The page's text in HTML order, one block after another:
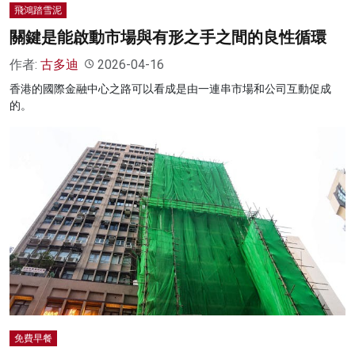
飛鴻踏雪泥
關鍵是能啟動市場與有形之手之間的良性循環
作者: 古多迪 2026-04-16
香港的國際金融中心之路可以看成是由一連串市場和公司互動促成
的。
免費早餐